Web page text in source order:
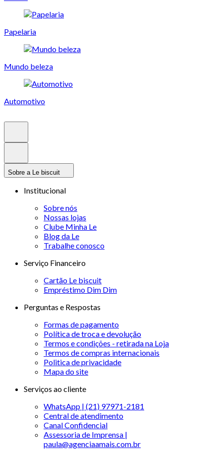
Papelaria
Mundo beleza
Automotivo
Sobre a Le biscuit
Institucional
Sobre nós
Nossas lojas
Clube Minha Le
Blog da Le
Trabalhe conosco
Serviço Financeiro
Cartão Le biscuit
Empréstimo Dim Dim
Perguntas e Respostas
Formas de pagamento
Política de troca e devolução
Termos e condições - retirada na Loja
Termos de compras internacionais
Politica de privacidade
Mapa do site
Serviços ao cliente
WhatsApp | (21) 97971-2181
Central de atendimento
Canal Confidencial
Assessoria de Imprensa |
paula@agenciaamais.com.br